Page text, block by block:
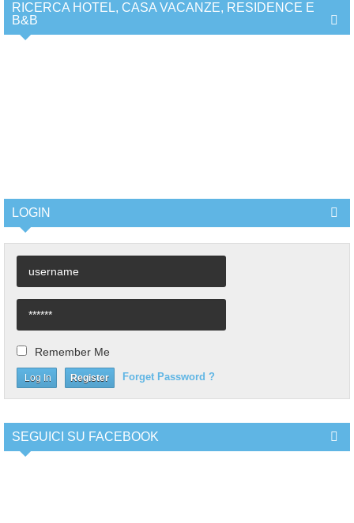
RICERCA HOTEL, CASA VACANZE, RESIDENCE E
B&B
LOGIN
Remember Me
Forget Password ?
Register
SEGUICI SU FACEBOOK